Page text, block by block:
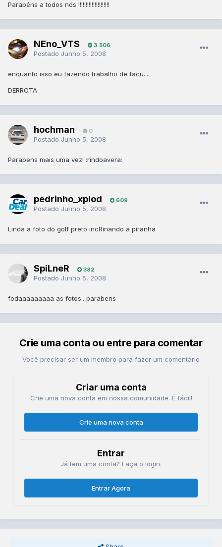
Parabéns a todos nós !!!!!!!!!!!!!!!!!!!!!
NEno_VTS 3.506
Postado Junho 5, 2008
enquanto isso eu fazendo trabalho de facu....
DERROTA
hochman 0
Postado Junho 5, 2008
Parabens mais uma vez! :rindoavera:
pedrinho_xplod 609
Postado Junho 5, 2008
Linda a foto do golf preto incRinando a piranha
SpiLneR 382
Postado Junho 5, 2008
fodaaaaaaaaa as fotos.. parabens
Crie uma conta ou entre para comentar
Você precisar ser um membro para fazer um comentário
Criar uma conta
Crie uma nova conta em nossa comunidade. É fácil!
Crie uma nova conta
Entrar
Já tem uma conta? Faça o login.
Entrar Agora